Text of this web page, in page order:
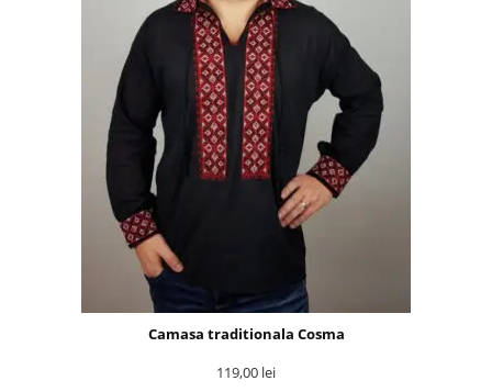
Camasa traditionala Cosma
119,00 lei